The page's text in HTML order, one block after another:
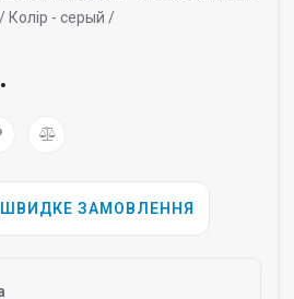
Колір - серый /
ШВИДКЕ ЗАМОВЛЕННЯ